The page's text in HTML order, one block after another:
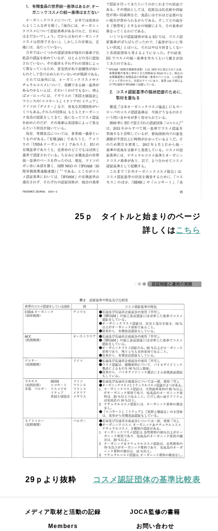
25ｐ タイトルと始まりのページ
詳しくは こちら
29ｐより抜粋 コスメ認証団体の基準比較表
メディア取材と活動の記録 JOCA監修の書籍
Members お問い合わせ